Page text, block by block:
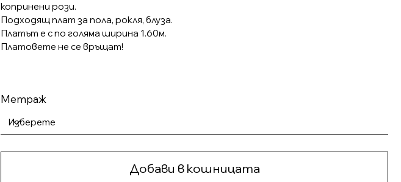
копринени рози.
Подходящ плат за пола, рокля, блуза.
Платът е с по голяма ширина 1.60м.
Платовете не се връщат!
Метраж
Добави в кошницата